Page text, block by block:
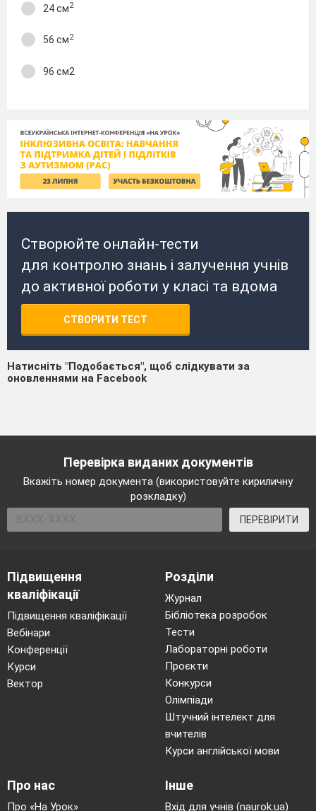
24 см2
56 см2
96 см2
Створюйте онлайн-тести
для контролю знань і залучення учнів
до активної роботи у класі та вдома
СТВОРИТИ ТЕСТ
Натисніть "Подобається", щоб слідкувати за
оновленнями на Facebook
Перевірка виданих документів
Вкажіть номер документа (використовуйте кириличну
розкладку)
ПЕРЕВІРИТИ
Підвищення
кваліфікації
Підвищення кваліфікації
Вебінари
Конференції
Курси
Вектор
Розділи
Журнал
Бібліотека розробок
Тести
Лабораторні роботи
Проєкти
Конкурси
Олімпіади
Штучний інтелект для
вчителів
Курси англійської мови
Про нас
Про «На Урок»
Інше
Вхід для учнів (naurok.ua)